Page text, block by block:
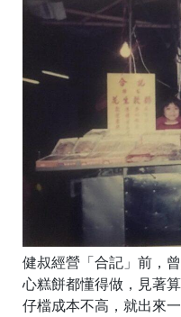
健叔經營「合記」前，
心糕餅都懂得做，見著
仔檔成本不高，就出來